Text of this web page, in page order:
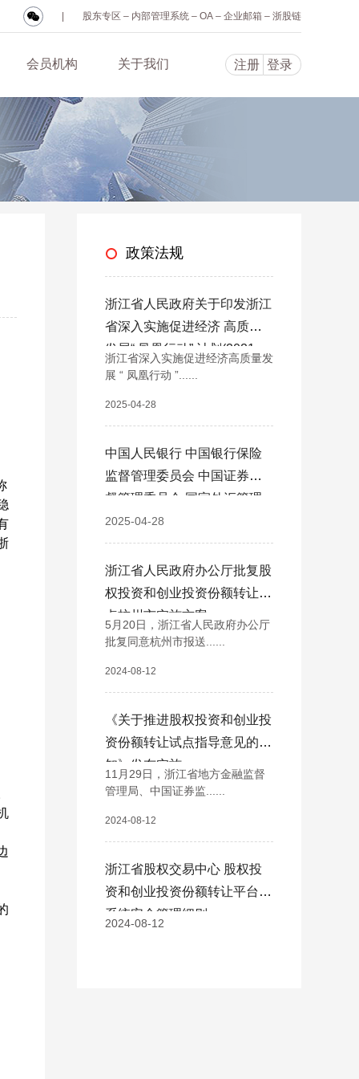
股东专区 – 内部管理系统 – OA – 企业邮箱 – 浙股链
会员机构 关于我们 注册 登录
政策法规
浙江省人民政府关于印发浙江
省深入实施促进经济 高质量
发展“ 凤凰行动” 计划(2021—
2025 年）的通知
浙江省深入实施促进经济高质量发
展 “ 凤凰行动 ”......
2025-04-28
中国人民银行 中国银行保险
监督管理委员会 中国证券监
督管理委员会 国家外汇管理
局 浙江省人民政府关于金融
支持浙江高质量发展建设共同
富裕示范区的意见
2025-04-28
浙江省人民政府办公厅批复股
权投资和创业投资份额转让试
点杭州市实施方案
5月20日，浙江省人民政府办公厅
批复同意杭州市报送......
2024-08-12
《关于推进股权投资和创业投
资份额转让试点指导意见的通
知》发布实施
11月29日，浙江省地方金融监督
管理局、中国证券监......
2024-08-12
浙江省股权交易中心 股权投
资和创业投资份额转让平台
系统安全管理细则
2024-08-12